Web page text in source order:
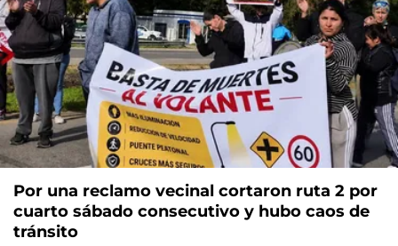
Por una reclamo vecinal cortaron ruta 2 por
cuarto sábado consecutivo y hubo caos de
tránsito